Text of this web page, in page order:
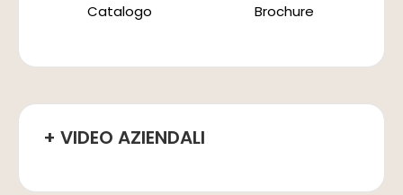
Catalogo Brochure
+ VIDEO AZIENDALI